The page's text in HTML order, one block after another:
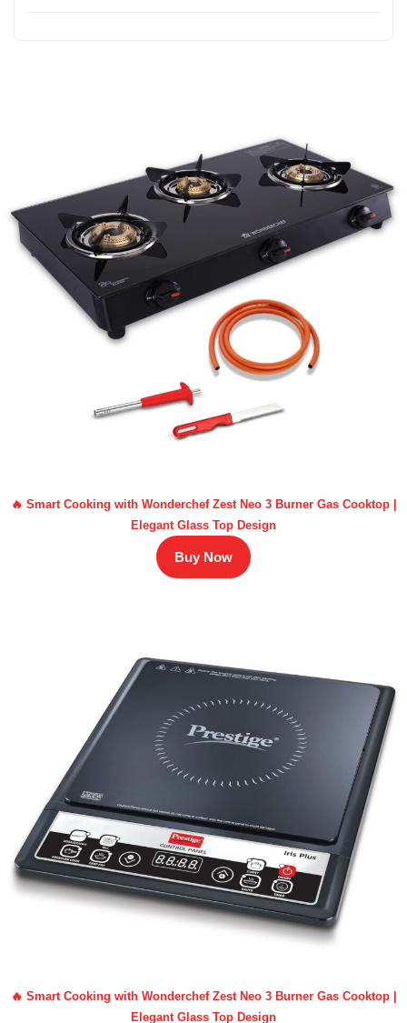
🔥 Smart Cooking with Wonderchef Zest Neo 3 Burner Gas Cooktop |
Elegant Glass Top Design
Buy Now
🔥 Smart Cooking with Wonderchef Zest Neo 3 Burner Gas Cooktop |
Elegant Glass Top Design